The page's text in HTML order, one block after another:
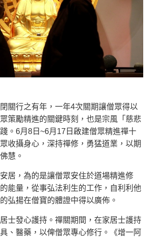
關行之有年，一年4次關期讓僧眾得以
策勵精進的關鍵時刻，也是宗風「慈悲
。6月8日~6月17日啟建僧眾精進禪十
收攝身心，深持禪修，勇猛道業，以期
慧。
居，為的是讓僧眾安住於道場精進修
能量，從事弘法利生的工作，自利利他
弘揚在僧寶的體證中得以廣佈。
士發心護持。禪關期間，在家居士護持
、醫藥，以俾僧眾專心修行。《增一阿